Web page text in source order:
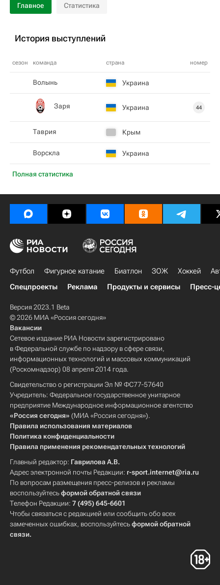
Главное Статистика
История выступлений
сезон команда страна номер
Полная статистика
Волынь Украина
Заря Украина 44
Таврия Крым
Ворскла Украина
Футбол Фигурное катание Биатлон ЗОЖ Хоккей
Спецпроекты
Реклама Продукты и сервисы Пресс-
Версия 2023.1 Beta
© 2026 МИА «Россия сегодня»
Вакансии
Сетевое издание РИА Новости зарегистрировано
в Федеральной службе по надзору в сфере связи,
информационных технологий и массовых коммуникаций
(Роскомнадзор) 08 апреля 2014 года.
Свидетельство о регистрации Эл № ФС77-57640
Учредитель: Федеральное государственное унитарное
предприятие Международное информационное агентство
«Россия сегодня» (МИА «Россия сегодня»).
Правила использования материалов
Политика конфиденциальности
Правила применения рекомендательных технологий
Главный редактор: Гаврилова А.В.
Адрес электронной почты Редакции: r-sport.internet@ria.ru
По вопросам размещения пресс-релизов и рекламы
воспользуйтесьформой обратной связи
Телефон Редакции: 7 (495) 645-6601
Чтобы связаться с редакцией или сообщить обо всех
замеченных ошибках, воспользуйтесьформой обратной
связи.